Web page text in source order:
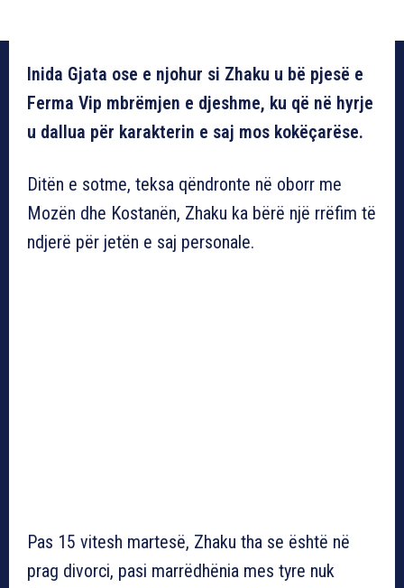
Inida Gjata ose e njohur si Zhaku u bë pjesë e
Ferma Vip mbrëmjen e djeshme, ku që në hyrje
u dallua për karakterin e saj mos kokëçarëse.
Ditën e sotme, teksa qëndronte në oborr me
Mozën dhe Kostanën, Zhaku ka bërë një rrëfim të
ndjerë për jetën e saj personale.
Pas 15 vitesh martesë, Zhaku tha se është në
prag divorci, pasi marrëdhënia mes tyre nuk